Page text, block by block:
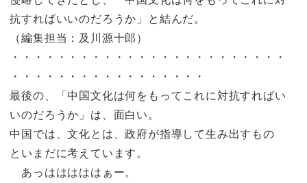
抗すればいいのだろうか」と結んだ。
（編集担当：及川源十郎）
・・・・・・・・・・・・・・・・・・・・・・・・
・・・・・・・・・・・・・・・・・
最後の、「中国文化は何をもってこれに対抗すればい
いのだろうか」は、面白い。
中国では、文化とは、政府が指導して生み出すもの
といまだに考えています。
あっはははははぁー。